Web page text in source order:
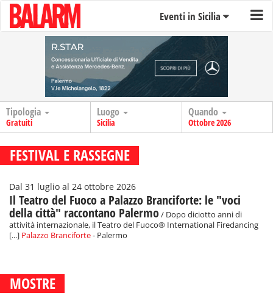
Eventi in Sicilia
Tipologia
Gratuiti
Luogo
Sicilia
Quando
Ottobre 2026
FESTIVAL E RASSEGNE
Dal 31 luglio al 24 ottobre 2026
Il Teatro del Fuoco a Palazzo Branciforte: le "voci
della città" raccontano Palermo/ Dopo diciotto anni di
attività internazionale, il Teatro del Fuoco® International Firedancing
[...] Palazzo Branciforte- Palermo
MOSTRE